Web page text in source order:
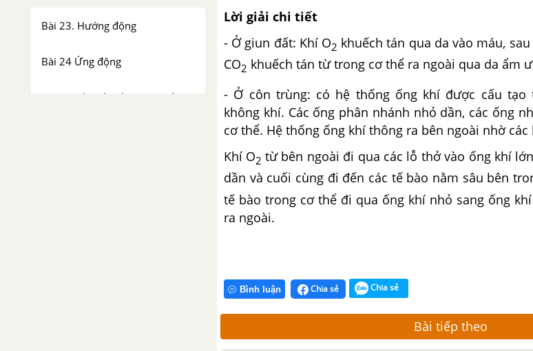
Bài 23. Hướng động
Bài 24 Ứng động
Bài 25. Thực hành: Hướng động
Lời giải chi tiết
- Ở giun đất: Khí O2 khuếch tán qua da vào máu,
CO2 khuếch tán từ trong cơ thể ra ngoài qua da ẩm
- Ở côn trùng: có hệ thống ống khí được cấu tạo
không khí. Các ống phân nhánh nhỏ dần, các ống
cơ thể. Hệ thống ống khí thông ra bên ngoài nhờ các
Khí O2 từ bên ngoài đi qua các lỗ thở vào ống khí
dần và cuối cùng đi đến các tế bào nằm sâu bên
tế bào trong cơ thể đi qua ống khí nhỏ sang ống
ra ngoài.
Bình luận Chia sẻ Chia sẻ
Bài tiếp theo